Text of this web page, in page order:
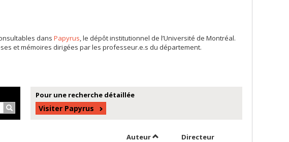
dans Papyrus, le dépôt institutionnel de l’Université de Montréal.
et mémoires dirigées par les professeur.e.s du département.
Rechercher…
Pour une recherche détaillée
Visiter Papyrus
AuteurTrier par auteur en ordre croissant
Directeur